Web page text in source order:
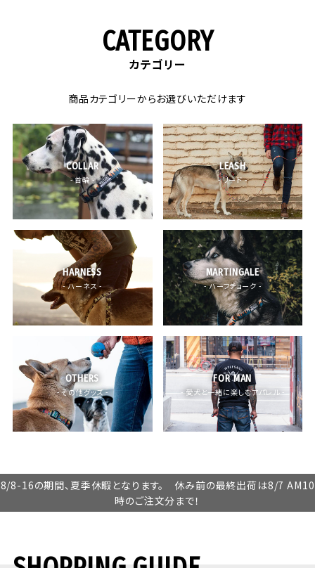
CATEGORY
カテゴリー
商品カテゴリーからお選びいただけます
COLLAR
- 首輪 -
LEASH
- リード -
HARNESS
- ハーネス -
MARTINGALE
- ハーフチョーク -
OTHERS
- その他グッズ -
FOR MAN
- 愛犬と一緒に楽しむアパレル -
8/8-16の期間、夏季休暇となります。 休み前の最終出荷は8/7 AM10
時のご注文分まで！